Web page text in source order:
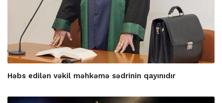
Həbs edilən vəkil məhkəmə sədrinin qayınıdır